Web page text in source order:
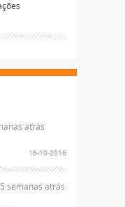
atrás
16-10-2016
semanas atrás